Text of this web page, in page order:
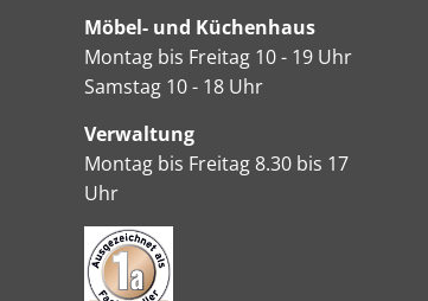
Möbel- und Küchenhaus
Montag bis Freitag 10 - 19 Uhr
Samstag 10 - 18 Uhr
Verwaltung
Montag bis Freitag 8.30 bis 17
Uhr